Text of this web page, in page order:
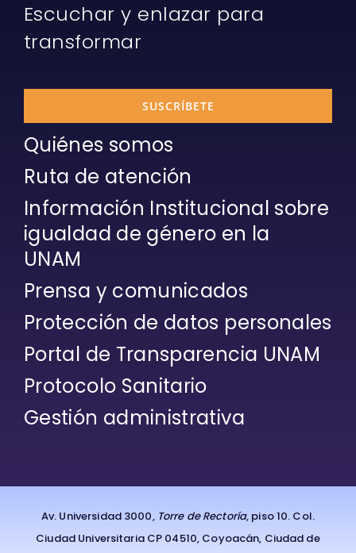
Escuchar y enlazar para
transformar
SUSCRÍBETE
Quiénes somos
Ruta de atención
Información Institucional sobre
igualdad de género en la
UNAM
Prensa y comunicados
Protección de datos personales
Portal de Transparencia UNAM
Protocolo Sanitario
Gestión administrativa
Av. Universidad 3000, Torre de Rectoría, piso 10. Col.
Ciudad Universitaria CP 04510, Coyoacán, Ciudad de